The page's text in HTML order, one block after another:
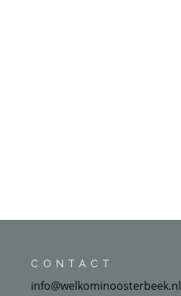
CONTACT
info@welkominoosterbeek.nl